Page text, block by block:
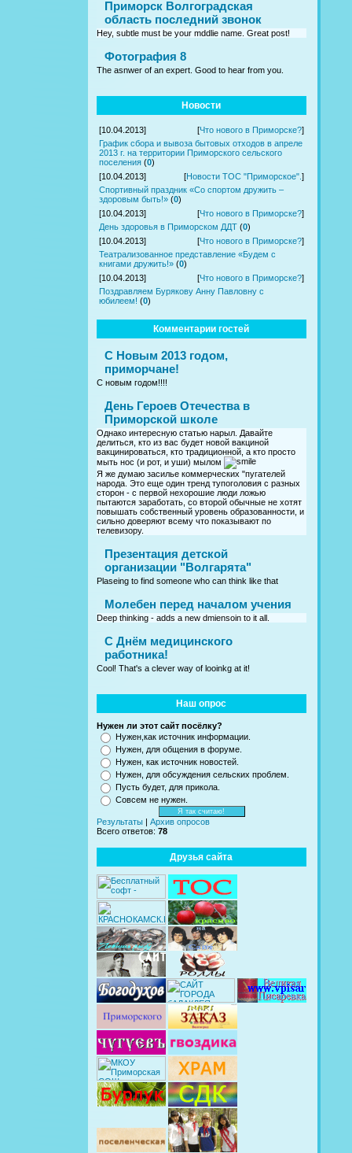
Приморск Волгоградская
область последний звонок
Hey, subtle must be your mddlie name. Great post!
Фотография 8
The asnwer of an expert. Good to hear from you.
Новости
[10.04.2013] [Что нового в Приморске?]
График сбора и вывоза бытовых отходов в апреле
2013 г. на территории Приморского сельского
поселения (0)
[10.04.2013]
[Новости ТОС "Приморское". ]
Спортивный праздник «Со спортом дружить –
здоровым быть!» (0)
[10.04.2013]
[Что нового в Приморске?]
День здоровья в Приморском ДДТ (0)
[10.04.2013]
[Что нового в Приморске?]
Театрализованное представление «Будем с
книгами дружить!» (0)
[10.04.2013]
[Что нового в Приморске?]
Поздравляем Бурякову Анну Павловну с
юбилеем! (0)
Комментарии гостей
С Новым 2013 годом,
приморчане!
С новым годом!!!!
День Героев Отечества в
Приморской школе
Однако интересную статью нарыл. Давайте
делиться, кто из вас будет новой вакциной
вакцинироваться, кто традиционной, а кто просто
мыть нос (и рот, и уши) мылом
Я же думаю засилье коммерческих "пугателей
народа. Это еще один тренд тупоголовия с разных
сторон - с первой нехорошие люди ложью
пытаются заработать, со второй обычные не хотят
повышать собственный уровень образованности, и
сильно доверяют всему что показывают по
телевизору.
Презентация детской
организации "Волгарята"
Plaseing to find someone who can think like that
Молебен перед началом учения
Deep thinking - adds a new dmiensoin to it all.
C Днём медицинского
работника!
Cool! That's a clever way of looinkg at it!
Наш опрос
Нужен ли этот сайт посёлку?
Нужен,как источник информации.
Нужен, для общения в форуме.
Нужен, как источник новостей.
Нужен, для обсуждения сельских проблем.
Пусть будет, для прикола.
Совсем не нужен.
Результаты
Архив опросов
Всего ответов: 78
Друзья сайта